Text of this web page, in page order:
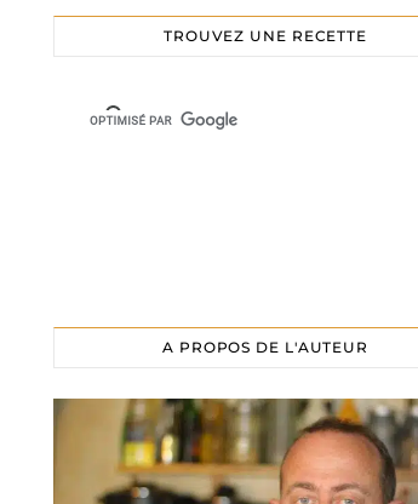
TROUVEZ UNE RECETTE
A PROPOS DE L'AUTEUR